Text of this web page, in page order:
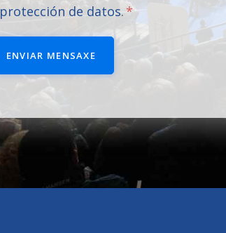
protección de datos.
ENVIAR MENSAXE